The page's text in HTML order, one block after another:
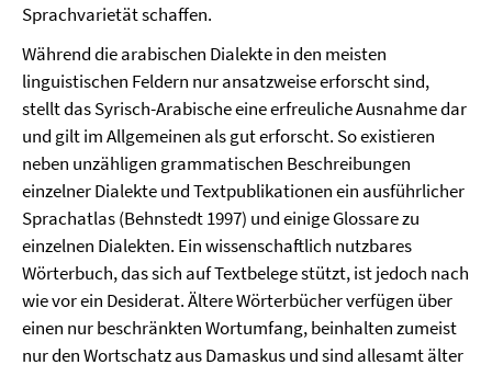
Sprachvarietät schaffen.
Während die arabischen Dialekte in den meisten
linguistischen Feldern nur ansatzweise erforscht sind,
stellt das Syrisch-Arabische eine erfreuliche Ausnahme dar
und gilt im Allgemeinen als gut erforscht. So existieren
neben unzähligen grammatischen Beschreibungen
einzelner Dialekte und Textpublikationen ein ausführlicher
Sprachatlas (Behnstedt 1997) und einige Glossare zu
einzelnen Dialekten. Ein wissenschaftlich nutzbares
Wörterbuch, das sich auf Textbelege stützt, ist jedoch nach
wie vor ein Desiderat. Ältere Wörterbücher verfügen über
einen nur beschränkten Wortumfang, beinhalten zumeist
nur den Wortschatz aus Damaskus und sind allesamt älter